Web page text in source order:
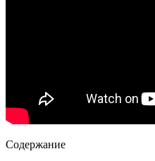
Содержание